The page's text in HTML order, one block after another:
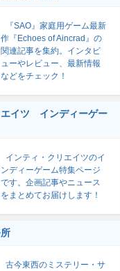
『SAO』家庭用ゲーム最新
作『Echoes of Aincrad』の
関連記事を集約。インタビ
ューやレビュー、最新情報
などをチェック！
エイツ インディーゲー
インティ・クリエイツのイ
ンディーゲーム特集ページ
です。企画記事やニュース
をまとめてお届けします！
古今東西のミステリー・サ